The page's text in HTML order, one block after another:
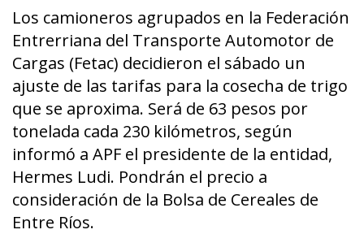
Los camioneros agrupados en la Federación
Entrerriana del Transporte Automotor de
Cargas (Fetac) decidieron el sábado un
ajuste de las tarifas para la cosecha de trigo
que se aproxima. Será de 63 pesos por
tonelada cada 230 kilómetros, según
informó a APF el presidente de la entidad,
Hermes Ludi. Pondrán el precio a
consideración de la Bolsa de Cereales de
Entre Ríos.